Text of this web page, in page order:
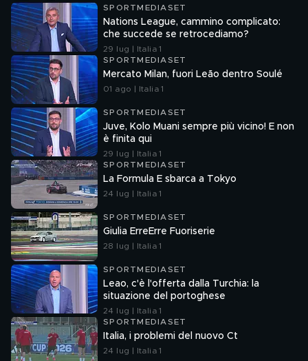
SPORTMEDIASET
Nations League, cammino complicato:
che succede se retrocediamo?
29 lug | Italia 1
SPORTMEDIASET
Mercato Milan, fuori Leão dentro Soulé
01 ago | Italia 1
SPORTMEDIASET
Juve, Kolo Muani sempre più vicino! E non
è finita qui
29 lug | Italia 1
SPORTMEDIASET
La Formula E sbarca a Tokyo
24 lug | Italia 1
SPORTMEDIASET
Giulia ErreErre Fuoriserie
28 lug | Italia 1
SPORTMEDIASET
Leao, c'è l'offerta dalla Turchia: la
situazione del portoghese
24 lug | Italia 1
SPORTMEDIASET
Italia, i problemi del nuovo Ct
24 lug | Italia 1